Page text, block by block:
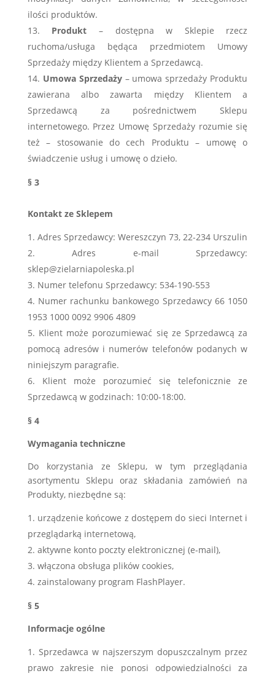
ilości produktów.
Produkt – dostępna w Sklepie rzecz
ruchoma/usługa będąca przedmiotem Umowy
Sprzedaży między Klientem a Sprzedawcą.
Umowa Sprzedaży– umowa sprzedaży Produktu
zawierana albo zawarta między Klientem a
Sprzedawcą za pośrednictwem Sklepu
internetowego. Przez Umowę Sprzedaży rozumie się
też – stosowanie do cech Produktu – umowę o
świadczenie usług i umowę o dzieło.
§ 3
Kontakt ze Sklepem
Adres Sprzedawcy: Wereszczyn 73, 22-234 Urszulin
Adres e-mail Sprzedawcy:
sklep@zielarniapoleska.pl
Numer telefonu Sprzedawcy: 534-190-553
Numer rachunku bankowego Sprzedawcy 66 1050
1953 1000 0092 9906 4809
Klient może porozumiewać się ze Sprzedawcą za
pomocą adresów i numerów telefonów podanych w
niniejszym paragrafie.
Klient może porozumieć się telefonicznie ze
Sprzedawcą w godzinach: 10:00-18:00.
§ 4
Wymagania techniczne
Do korzystania ze Sklepu, w tym przeglądania
asortymentu Sklepu oraz składania zamówień na
Produkty, niezbędne są:
urządzenie końcowe z dostępem do sieci Internet i
przeglądarką internetową,
aktywne konto poczty elektronicznej (e-mail),
włączona obsługa plików cookies,
zainstalowany program FlashPlayer.
§ 5
Informacje ogólne
Sprzedawca w najszerszym dopuszczalnym przez
prawo zakresie nie ponosi odpowiedzialności za